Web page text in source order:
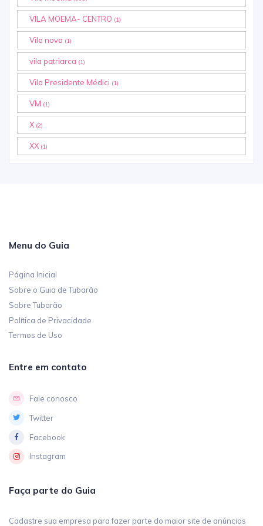
VILA MOEMA- CENTRO (1)
Vila nova (1)
vila patriarca (1)
Vila Presidente Médici (1)
VM (1)
X (2)
XX (1)
Menu do Guia
Página Inicial
Sobre o Guia de Tubarão
Sobre Tubarão
Política de Privacidade
Termos de Uso
Entre em contato
Fale conosco
Twitter
Facebook
Instagram
Faça parte do Guia
Cadastre sua empresa para fazer parte do maior site de anúncios